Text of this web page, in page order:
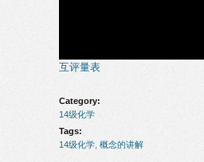
互评量表
Category:
14级化学
Tags:
14级化学 概念的讲解